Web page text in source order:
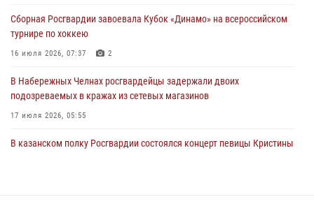
Сборная Росгвардии завоевала Кубок «Динамо» на всероссийском
турнире по хоккею
16 июля 2026, 07:37 2
В Набережных Челнах росгвардейцы задержали двоих
подозреваемых в кражах из сетевых магазинов
17 июля 2026, 05:55
В казанском полку Росгвардии состоялся концерт певицы Кристины